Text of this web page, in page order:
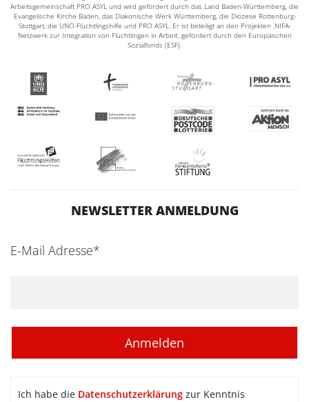
Arbeitsgemeinschaft PRO ASYL und wird gefördert durch das Land Baden-Württemberg, die
Evangelische Kirche Baden, das Diakonische Werk Württemberg, die Diözese Rottenburg-
Stuttgart, die UNO-Flüchtlingshilfe und PRO ASYL. Er ist beteiligt an den Projekten ‚NIFA-
Netzwerk zur Integration von Flüchtlingen in Arbeit‘, gefördert durch den Europäischen
Sozialfonds (ESF).
NEWSLETTER ANMELDUNG
E-Mail Adresse*
Ich habe die Datenschutzerklärung zur Kenntnis